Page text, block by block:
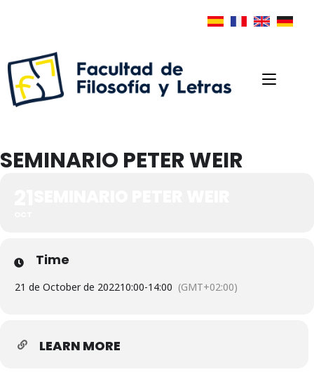
SEMINARIO PETER WEIR
Time
21 de October de 202210:00-14:00 (GMT+02:00)
LEARN MORE